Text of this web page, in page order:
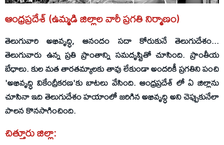
ఆంధ్రప్రదేశ్ (ఉమ్మడి జిల్లాల వారీ ప్రగతి నిర్మాణం)
తెలుగువారి అభివృద్ధి, ఆనందం సదా కోరుకునే తెలుగుదేశం...
తెలుగువారు ఉన్న ప్రతి ప్రాంతాన్ని సమదృష్టితో చూసింది. ప్రాంతీయ
బేధాలు. కుల మత తారతమ్యాలకు తావు లేకుండా అందరికీ ప్రగతిని పంచి
'అభివృద్ధి వికేంద్రీకరణ'కు బాటలు వేసింది. ఆంధ్రప్రదేశ్ లో ఏ జిల్లాను
చూసినా ఇది తెలుగుదేశం హయాంలో జరిగిన అభివృద్ధి అని చెప్పుకునేలా
పాలన కొనసాగించింది.
చిత్తూరు జిల్లా: